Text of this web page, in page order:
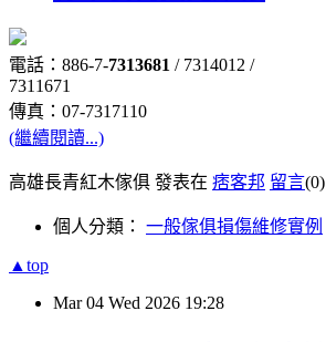
電話：886-7-7313681 / 7314012 /
7311671
傳真：07-7317110
(繼續閱讀...)
高雄長青紅木傢俱 發表在 痞客邦 留言(0)
個人分類： 一般傢俱損傷維修實例
▲top
Mar 04 Wed 2026 19:28